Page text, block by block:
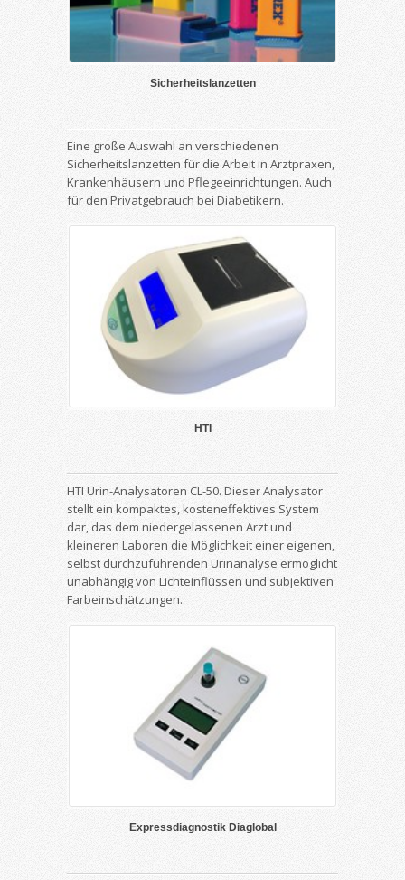
Sicherheitslanzetten
Eine große Auswahl an verschiedenen
Sicherheitslanzetten für die Arbeit in Arztpraxen,
Krankenhäusern und Pflegeeinrichtungen. Auch
für den Privatgebrauch bei Diabetikern.
HTI
HTI Urin-Analysatoren CL-50. Dieser Analysator
stellt ein kompaktes, kosteneffektives System
dar, das dem niedergelassenen Arzt und
kleineren Laboren die Möglichkeit einer eigenen,
selbst durchzuführenden Urinanalyse ermöglicht
unabhängig von Lichteinflüssen und subjektiven
Farbeinschätzungen.
Expressdiagnostik Diaglobal